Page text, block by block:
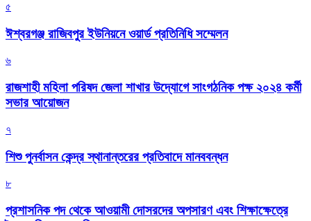
৫
ঈশ্বরগঞ্জ রাজিবপুর ইউনিয়নে ওয়ার্ড প্রতিনিধি সম্মেলন
৬
রাজশাহী মহিলা পরিষদ জেলা শাখার উদ্যোগে সাংগঠনিক পক্ষ ২০২৪ কর্মী
সভার আয়োজন
৭
শিশু পুনর্বাসন কেন্দ্র স্থানান্তরের প্রতিবাদে মানববন্ধন
৮
প্রশাসনিক পদ থেকে আওয়ামী দোসরদের অপসারণ এবং শিক্ষাক্ষেত্রে